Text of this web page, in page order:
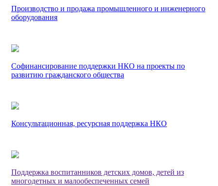
Производство и продажа промышленного и инженерного
оборудования
Софинансирование поддержки НКО на проекты по
развитию гражданского общества
Консультационная, ресурсная поддержка НКО
Поддержка воспитанников детских домов, детей из
многодетных и малообеспеченных семей